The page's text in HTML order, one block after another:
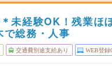
未経験OK！残業ほ
で総務・人事
交通費別途支給あり WEB登録